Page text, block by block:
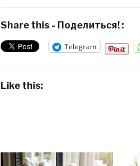
Share this - Поделиться! :
Telegram
Like this: